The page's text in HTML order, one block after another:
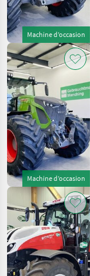
Machine d’occasion
Machine d’occasion